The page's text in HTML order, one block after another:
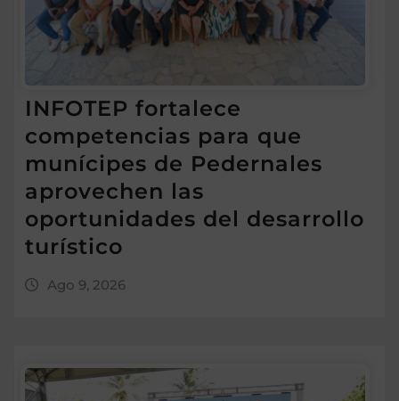
INFOTEP fortalece
competencias para que
munícipes de Pedernales
aprovechen las
oportunidades del desarrollo
turístico
Ago 9, 2026